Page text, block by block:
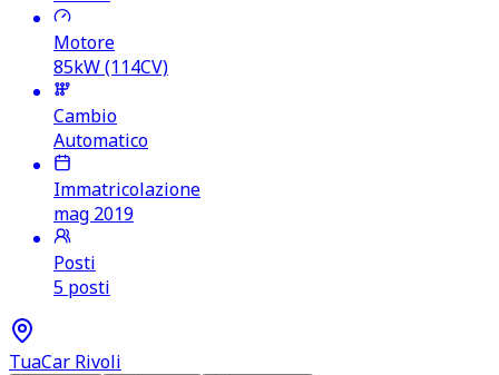
Motore
85kW (114CV)
Cambio
Automatico
Immatricolazione
mag 2019
Posti
5 posti
TuaCar Rivoli